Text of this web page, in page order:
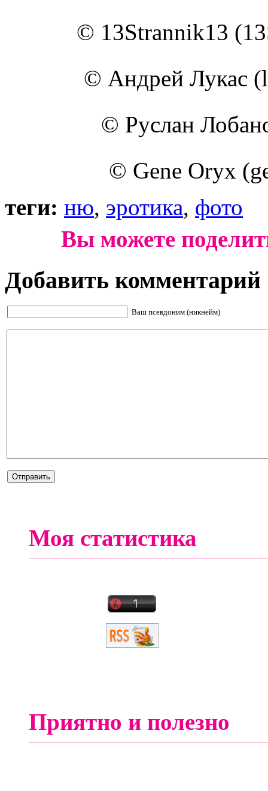
© 13Strannik13
© Андрей Лукас
© Руслан
© Gene Oryx
теги: ню, эротика, фото
Вы можете
Добавить комментарий
Ваш псевдоним (никнейм)
Моя статистика
Приятно и полезно